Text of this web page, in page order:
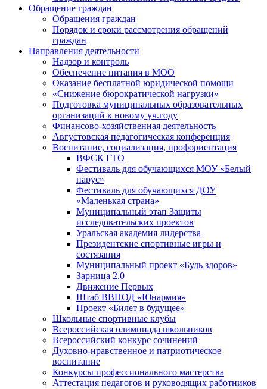
Обращение граждан
Обращения граждан
Порядок и сроки рассмотрения обращений
граждан
Направления деятельности
Надзор и контроль
Обеспечение питания в МОО
Оказание бесплатной юридической помощи
«Снижение бюрократической нагрузки»
Подготовка муниципальных образовательных
организаций к новому уч.году
Финансово-хозяйственная деятельность
Августовская педагогическая конференция
Воспитание, социализация, профориентация
ВФСК ГТО
Фестиваль для обучающихся МОУ «Белый
парус»
Фестиваль для обучающихся ДОУ
«Маленькая страна»
Муниципальный этап Защиты
исследовательских проектов
Уральская академия лидерства
Президентские спортивные игры и
состязания
Муниципальный проект «Будь здоров»
Зарница 2.0
Движение Первых
Штаб ВВПОД «Юнармия»
Проект «Билет в будущее»
Школьные спортивные клубы
Всероссийская олимпиада школьников
Всероссийский конкурс сочинений
Духовно-нравственное и патриотическое
воспитание
Конкурсы профессионального мастерства
Аттестация педагогов и руководящих работников